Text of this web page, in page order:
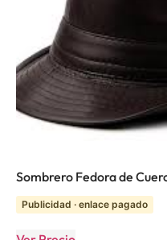
Sombrero Fedora de
Publicidad · enlace pagado